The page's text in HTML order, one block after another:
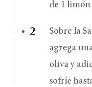
de 1
Sobre la
agrega
oliva y
sofríe